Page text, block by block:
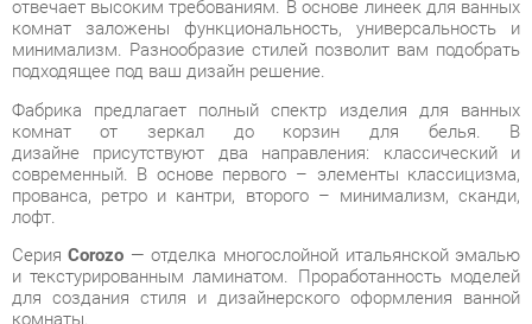
Фабрика предлагает полный спектр изделия для ванных
комнат от зеркал до корзин для белья. В
дизайне присутствуют два направления: классический и
прованса, ретро и кантри, второго – минимализм, сканди,
лофт.
СерияCorozo — отделка многослойной итальянской эмалью
и текстурированным ламинатом. Проработанность моделей
для создания стиля и дизайнерского оформления ванной
комнаты.
Условия покупки
Благодаря качественным фото, исчерпывающей информации